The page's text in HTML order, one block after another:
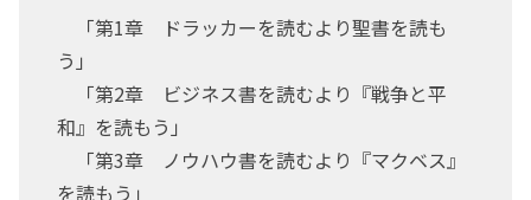
「第1章 ドラッカーを読むより聖書を読も
う」
「第2章 ビジネス書を読むより『戦争と平
和』を読もう」
「第3章 ノウハウ書を読むより『マクベス』
を読もう」